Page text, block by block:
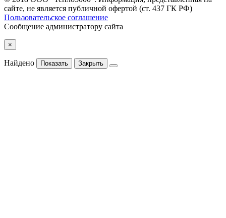
сайте, не является публичной офертой (ст. 437 ГК РФ)
Пользовательское соглашение
Сообщение администратору сайта
×
Найдено Показать Закрыть